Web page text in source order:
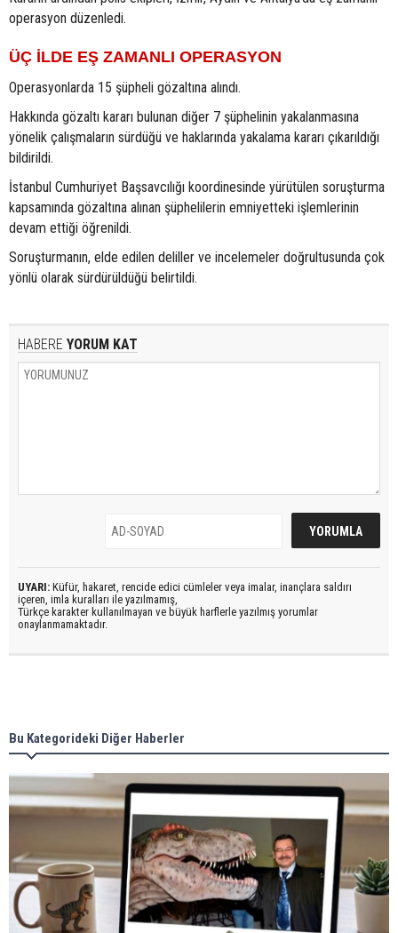
operasyon düzenledi.
ÜÇ İLDE EŞ ZAMANLI OPERASYON
Operasyonlarda 15 şüpheli gözaltına alındı.
Hakkında gözaltı kararı bulunan diğer 7 şüphelinin yakalanmasına
yönelik çalışmaların sürdüğü ve haklarında yakalama kararı çıkarıldığı
bildirildi.
İstanbul Cumhuriyet Başsavcılığı koordinesinde yürütülen soruşturma
kapsamında gözaltına alınan şüphelilerin emniyetteki işlemlerinin
devam ettiği öğrenildi.
Soruşturmanın, elde edilen deliller ve incelemeler doğrultusunda çok
yönlü olarak sürdürüldüğü belirtildi.
HABERE YORUM KAT
UYARI: Küfür, hakaret, rencide edici cümleler veya imalar, inançlara saldırı
içeren, imla kuralları ile yazılmamış,
Türkçe karakter kullanılmayan ve büyük harflerle yazılmış yorumlar
onaylanmamaktadır.
Bu Kategorideki Diğer Haberler